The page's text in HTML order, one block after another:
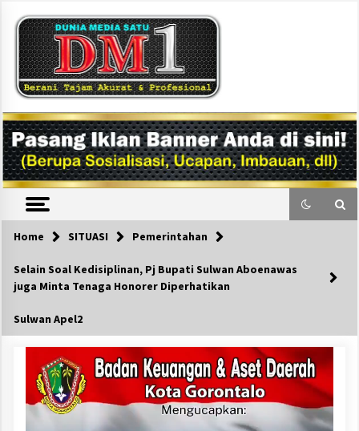
content
DM1
Home SITUASI Pemerintahan
Selain Soal Kedisiplinan, Pj Bupati Sulwan Aboenawas
juga Minta Tenaga Honorer Diperhatikan
Sulwan Apel2